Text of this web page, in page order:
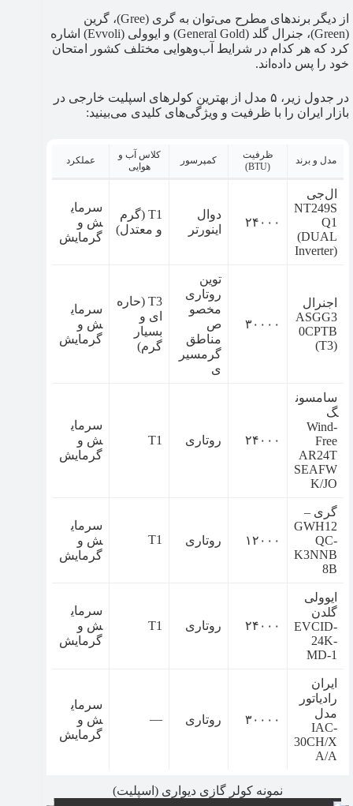
از دیگر برندهای مطرح می‌توان به گری (Gree)، گرین
(Green)، جنرال گلد (General Gold) و ایوولی (Evvoli) اشاره
کرد که هر کدام در شرایط آب‌وهوایی مختلف کشور امتحان
خود را پس داده‌اند.
در جدول زیر، ۵ مدل از بهترین کولرهای اسپلیت خارجی در
بازار ایران را با ظرفیت و ویژگی‌های کلیدی می‌بینید:
مدل و برند
ظرفیت
(BTU)
کمپرسور
کلاس آب و
هوایی
عملکرد
ال‌جی
NT249S
Q1
(DUAL
Inverter)
۲۴۰۰۰
دوال
اینورتر
T1 (گرم
و معتدل)
سرمای
ش و
گرمایش
اجنرال
ASGG3
0CPTB
(T3)
۳۰۰۰۰
توین
روتاری
مخصو
ص
مناطق
گرمسیر
ی
T3 (حاره
ای و
بسیار
گرم)
سرمای
ش و
گرمایش
سامسون
گ
Wind-
Free
AR24T
SEAFW
K/JO
۲۴۰۰۰ روتاری T1
سرمای
ش و
گرمایش
گری –
GWH12
QC-
K3NNB
8B
۱۲۰۰۰ روتاری T1
سرمای
ش و
گرمایش
ایوولی
گلدن
EVCID-
24K-
MD-1
۲۴۰۰۰ روتاری T1
سرمای
ش و
گرمایش
ایران
رادیاتور
مدل
IAC-
30CH/X
A/A
۳۰۰۰۰ روتاری —
سرمای
ش و
گرمایش
نمونه کولر گازی دیواری (اسپلیت)